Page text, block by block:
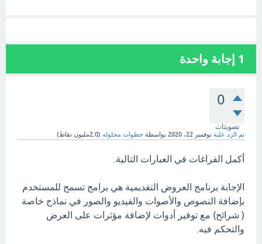
1 إجابة واحدة
0
تصويتات
تم الرد عليه نوفمبر 22، 2020 بواسطة خطوات محلوله (2.0مليون نقاط)
أكمل الفراغات في العبارات التالية.
الإجابة برنامج العروض التقديمية هي برامج تسمح للمستخدم
بإضافة النصوص والأصوات والفيديو والصور في نماذج خاصة
( شرائح) مع توفير أدوات لإضافة مؤثرات على العرض
والتحكم فيه.